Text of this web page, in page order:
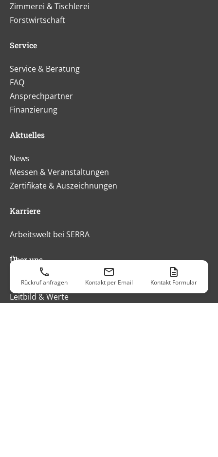
Zimmerei & Tischlerei
Forstwirtschaft
Service
Service & Beratung
FAQ
Ansprechpartner
Finanzierung
Aktuelles
News
Messen & Veranstaltungen
Zertifikate & Auszeichnungen
Karriere
Arbeitswelt bei SERRA
Über uns
Qualität & Nachhaltigkeit
Leitbild & Werte
Rückruf anfragen Kontakt per Email Kontakt Formular